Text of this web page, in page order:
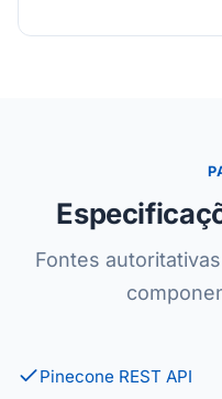
Fontes
Pinecone REST API